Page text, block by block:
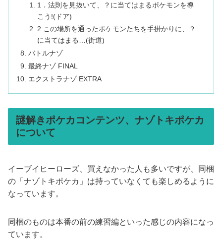
1．法則を見抜いて、？に当てはまるポケモンを導
こう!(ドア)
2.この場所を通ったポケモンたちを手掛かりに、？
に当てはまる…(街道)
バトルナゾ
最終ナゾ FINAL
エクストラナゾ EXTRA
謎解きポケカコンテンツ、ナゾトキポケカ
について
イーブイヒーローズ、買えなかった人も多いですが、同梱
の「ナゾトキポケカ」は持っていなくても楽しめるように
なっています。
同梱のものは本番の前の練習編といった感じの内容になっ
ています。